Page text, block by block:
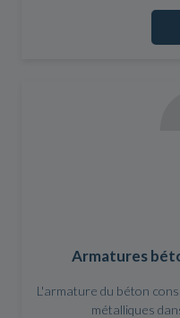
Armatures
L'armature du béton
métalliques